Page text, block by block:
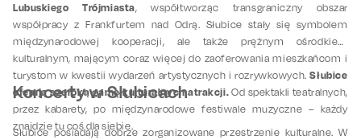
Lubuskiego Trójmiasta, współtworząc transgraniczny obszar
współpracy z Frankfurtem nad Odrą. Słubice stały się symbolem
międzynarodowej kooperacji, ale także prężnym ośrodkiem
kulturalnym, mającym coraz więcej do zaoferowania mieszkańcom i
turystom w kwestii wydarzeń artystycznych i rozrywkowych.Słubice
oferują szeroką gamę kulturalnych atrakcji. Od spektakli teatralnych,
przez kabarety, po międzynarodowe festiwale muzyczne – każdy
znajdzie tu coś dla siebie.
Koncerty w Słubicach
Słubice posiadają dobrze zorganizowane przestrzenie kulturalne. W